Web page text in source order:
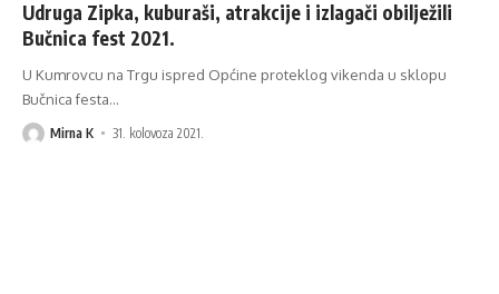
Udruga Zipka, kuburaši, atrakcije i izlagači obilježili
Bučnica fest 2021.
U Kumrovcu na Trgu ispred Općine proteklog vikenda u sklopu
Bučnica festa…
Mirna K 31. kolovoza 2021.